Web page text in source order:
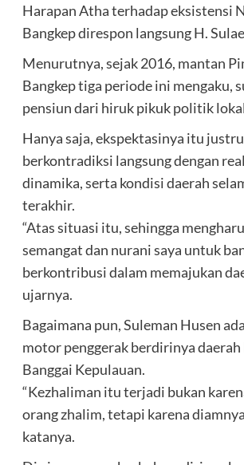
Harapan Atha terhadap eksistensi
Bangkep direspon langsung H.
Menurutnya, sejak 2016, mantan
Bangkep tiga periode ini mengaku,
pensiun dari hiruk pikuk politik
Hanya saja, ekspektasinya itu justru
berkontradiksi langsung dengan
dinamika, serta kondisi daerah
terakhir.
“Atas situasi itu, sehingga
semangat dan nurani saya untuk
berkontribusi dalam memajukan
ujarnya.
Bagaimana pun, Suleman Husen
motor penggerak berdirinya
Banggai Kepulauan.
“Kezhaliman itu terjadi bukan
orang zhalim, tetapi karena
katanya.